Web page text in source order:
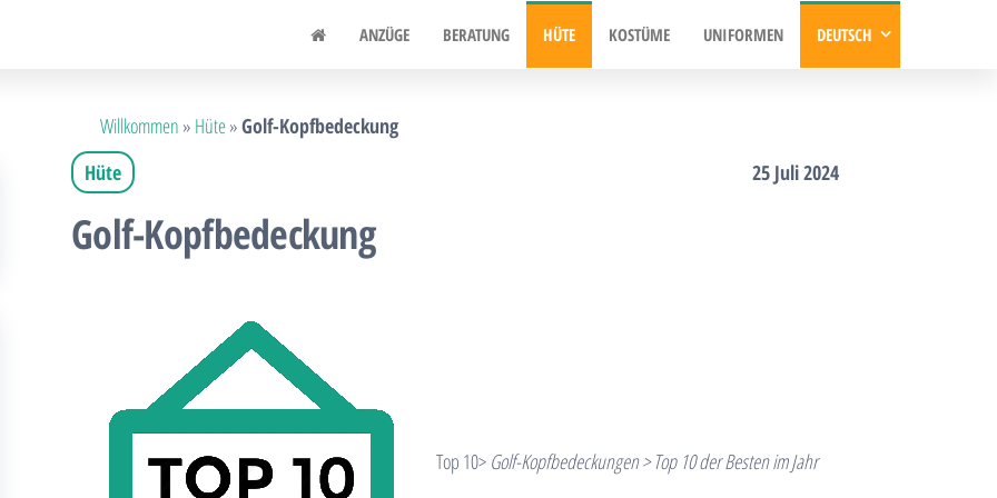
ANZÜGE BERATUNG HÜTE KOSTÜME UNIFORMEN DEUTSCH
Willkommen » Hüte»Golf-Kopfbedeckung
Hüte
25 Juli 2024
Golf-Kopfbedeckung
Top 10> Golf-Kopfbedeckungen > Top 10 der Besten im Jahr